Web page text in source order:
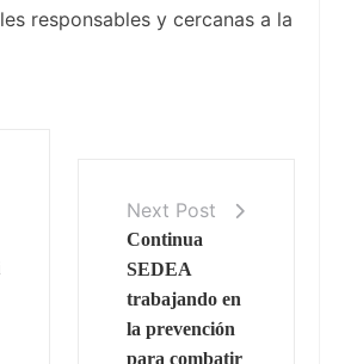
responsables y cercanas a la
Next Post
Continua
SEDEA
trabajando en
la prevención
para combatir